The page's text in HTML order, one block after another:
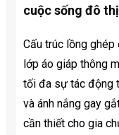
cuộc sống đô thị
Cấu trúc lồng
lớp áo giáp thông
tối đa sự tác động
và ánh nắng gay
cần thiết cho gia